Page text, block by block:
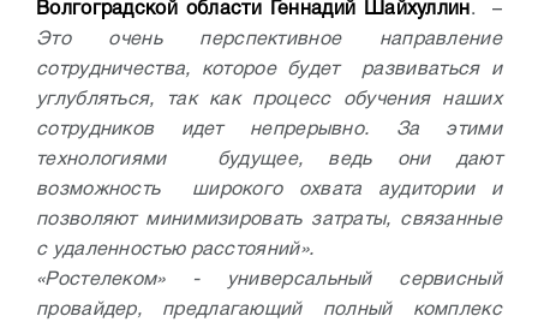
Волгоградской области Геннадий Шайхуллин . –
Это очень перспективное направление
сотрудничества, которое будет развиваться и
углубляться, так как процесс обучения наших
сотрудников идет непрерывно. За этими
технологиями будущее, ведь они дают
возможность широкого охвата аудитории и
позволяют минимизировать затраты, связанные
с удаленностью расстояний».
«Ростелеком» - универсальный сервисный
провайдер, предлагающий полный комплекс